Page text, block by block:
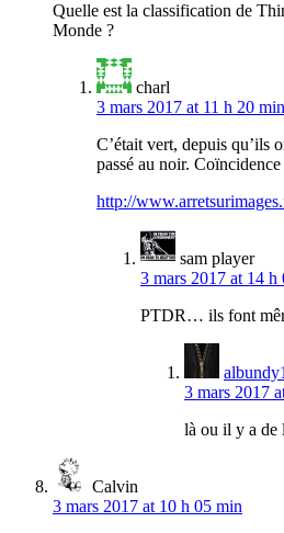
Quelle est la classification de
Monde ?
charl
3 mars 2017 at 11 h 20 min
C’était vert, depuis qu’ils
passé au noir. Coïncidence
http://
sam player
3 mars 2017 at 14 h
PTDR… ils font
3 mars 2017
là ou il y a
Calvin
3 mars 2017 at 10 h 05 min